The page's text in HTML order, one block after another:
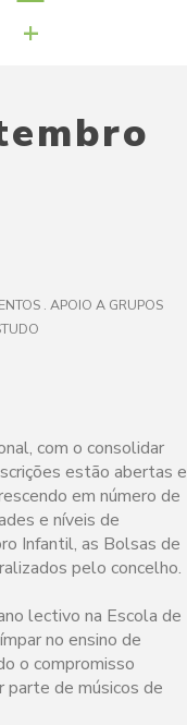
+
. APOIO A GRUPOS
com o consolidar
estão abertas e
em número de
e níveis de
Infantil, as Bolsas de
pelo concelho.
lectivo na Escola de
no ensino de
o compromisso
parte de músicos de